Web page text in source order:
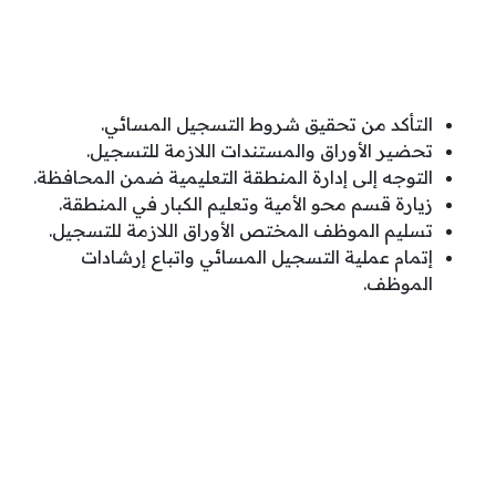
التأكد من تحقيق شروط التسجيل المسائي.
تحضير الأوراق والمستندات اللازمة للتسجيل.
التوجه إلى إدارة المنطقة التعليمية ضمن المحافظة.
زيارة قسم محو الأمية وتعليم الكبار في المنطقة.
تسليم الموظف المختص الأوراق اللازمة للتسجيل.
إتمام عملية التسجيل المسائي واتباع إرشادات
الموظف.